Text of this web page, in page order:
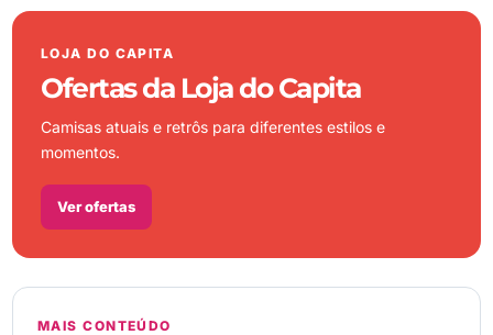
LOJA DO CAPITA
Ofertas da Loja do Capita
Camisas atuais e retrôs para diferentes estilos e
momentos.
Ver ofertas
MAIS CONTEÚDO